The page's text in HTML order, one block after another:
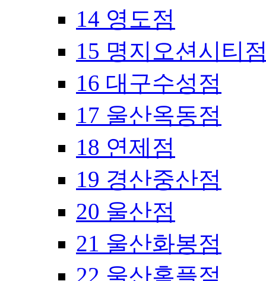
14 영도점
15 명지오션시티
16 대구수성점
17 울산옥동점
18 연제점
19 경산중산점
20 울산점
21 울산화봉점
22 울산홈플점